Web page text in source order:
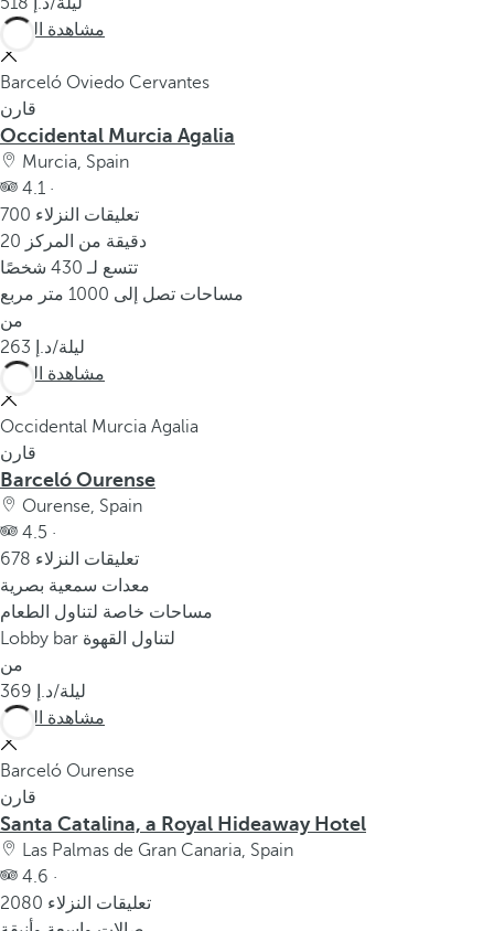
مشاهدة المزيد
Barceló Oviedo Cervantes
قارن
Occidental Murcia Agalia
Murcia, Spain
4.1 ·
700 تعليقات النزلاء
20 دقيقة من المركز
تتسع لـ 430 شخصًا
مساحات تصل إلى 1000 متر مربع
من
263
/ليلة
مشاهدة المزيد
Occidental Murcia Agalia
قارن
Barceló Ourense
Ourense, Spain
4.5 ·
678 تعليقات النزلاء
معدات سمعية بصرية
مساحات خاصة لتناول الطعام
Lobby bar لتناول القهوة
من
369
/ليلة
مشاهدة المزيد
Barceló Ourense
قارن
Santa Catalina, a Royal Hideaway Hotel
Las Palmas de Gran Canaria, Spain
4.6 ·
2080 تعليقات النزلاء